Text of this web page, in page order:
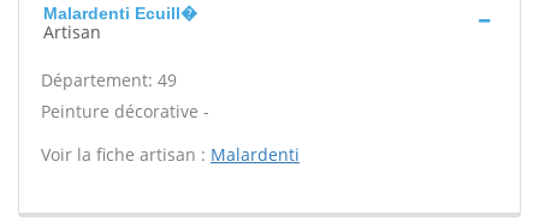
Malardenti Ecuill�
Artisan
Département: 49
Peinture décorative -
Voir la fiche artisan : Malardenti